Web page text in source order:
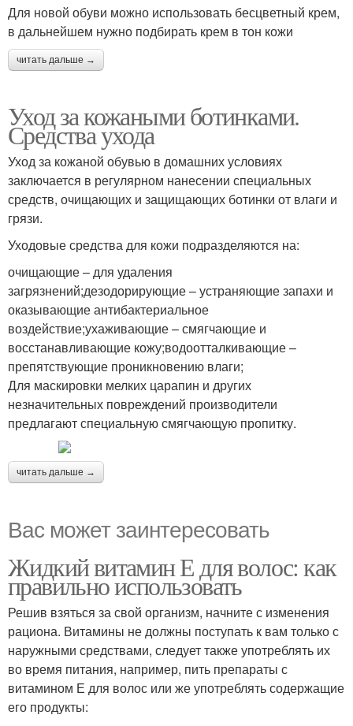
Для новой обуви можно использовать бесцветный крем,
в дальнейшем нужно подбирать крем в тон кожи
читать дальше →
Уход за кожаными ботинками.
Средства ухода
Уход за кожаной обувью в домашних условиях
заключается в регулярном нанесении специальных
средств, очищающих и защищающих ботинки от влаги и
грязи.
Уходовые средства для кожи подразделяются на:
очищающие – для удаления
загрязнений;дезодорирующие – устраняющие запахи и
оказывающие антибактериальное
воздействие;ухаживающие – смягчающие и
восстанавливающие кожу;водоотталкивающие –
препятствующие проникновению влаги;
Для маскировки мелких царапин и других
незначительных повреждений производители
предлагают специальную смягчающую пропитку.
читать дальше →
Вас может заинтересовать
Жидкий витамин Е для волос: как
правильно использовать
Решив взяться за свой организм, начните с изменения
рациона. Витамины не должны поступать к вам только с
наружными средствами, следует также употреблять их
во время питания, например, пить препараты с
витамином Е для волос или же употреблять содержащие
его продукты: